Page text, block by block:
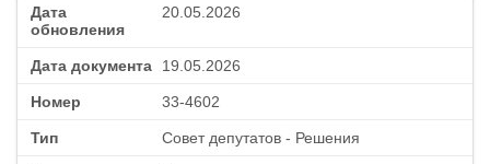
20.05.2026
19.05.2026
33-4602
Совет депутатов - Решения